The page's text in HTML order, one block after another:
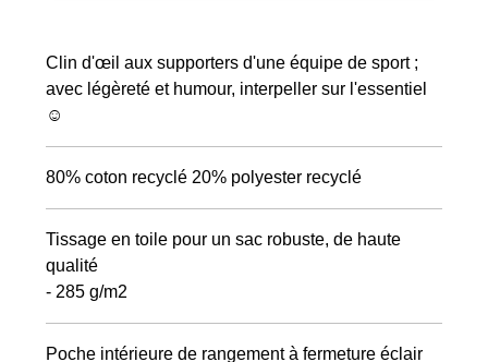
Clin d'œil aux supporters d'une équipe de sport ;
avec légèreté et humour, interpeller sur l'essentiel
☺
80% coton recyclé 20% polyester recyclé
Tissage en toile pour un sac robuste, de haute
qualité
- 285 g/m2